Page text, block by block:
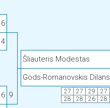
6
4
Šliauteris Modestas
Gods-Romanovskis Dilans
6 9 27 27 29
27
28
28 26 28